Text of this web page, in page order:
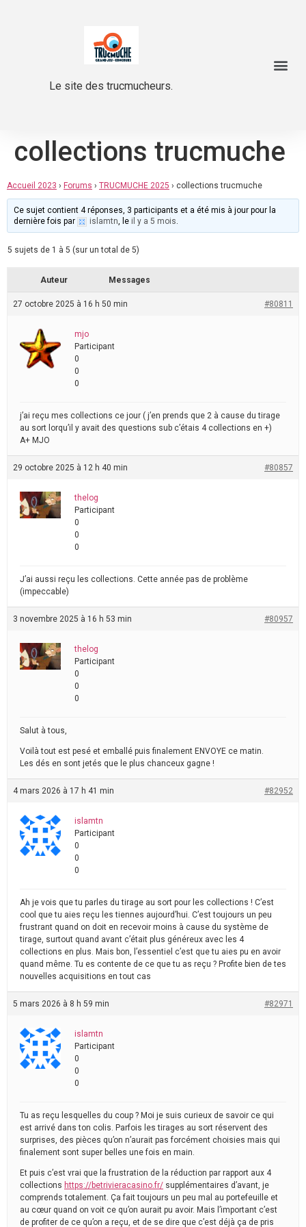
Le site des trucmucheurs.
collections trucmuche
Accueil 2023 › Forums › TRUCMUCHE 2025 › collections trucmuche
Ce sujet contient 4 réponses, 3 participants et a été mis à jour pour la
dernière fois par
islamtn, le il y a 5 mois.
5 sujets de 1 à 5 (sur un total de 5)
Auteur Messages
27 octobre 2025 à 16 h 50 min #80811
mjo
Participant
0
0
0
j’ai reçu mes collections ce jour ( j’en prends que 2 à cause du tirage
au sort lorqu’il y avait des questions sub c’étais 4 collections en +)
A+ MJO
29 octobre 2025 à 12 h 40 min #80857
thelog
Participant
0
0
0
J’ai aussi reçu les collections. Cette année pas de problème
(impeccable)
3 novembre 2025 à 16 h 53 min #80957
thelog
Participant
0
0
0
Salut à tous,
Voilà tout est pesé et emballé puis finalement ENVOYE ce matin.
Les dés en sont jetés que le plus chanceux gagne !
4 mars 2026 à 17 h 41 min #82952
islamtn
Participant
0
0
0
Ah je vois que tu parles du tirage au sort pour les collections ! C’est
cool que tu aies reçu les tiennes aujourd’hui. C’est toujours un peu
frustrant quand on doit en recevoir moins à cause du système de
tirage, surtout quand avant c’était plus généreux avec les 4
collections en plus. Mais bon, l’essentiel c’est que tu aies pu en avoir
quand même. Tu es contente de ce que tu as reçu ? Profite bien de tes
nouvelles acquisitions en tout cas
5 mars 2026 à 8 h 59 min #82971
islamtn
Participant
0
0
0
Tu as reçu lesquelles du coup ? Moi je suis curieux de savoir ce qui
est arrivé dans ton colis. Parfois les tirages au sort réservent des
surprises, des pièces qu’on n’aurait pas forcément choisies mais qui
finalement sont super belles une fois en main.
Et puis c’est vrai que la frustration de la réduction par rapport aux 4
collections https://betrivieracasino.fr/ supplémentaires d’avant, je
comprends totalement. Ça fait toujours un peu mal au portefeuille et
au cœur quand on voit ce qu’on aurait pu avoir. Mais l’important c’est
de profiter de ce qu’on a reçu, et de se dire que c’est déjà ça de pris